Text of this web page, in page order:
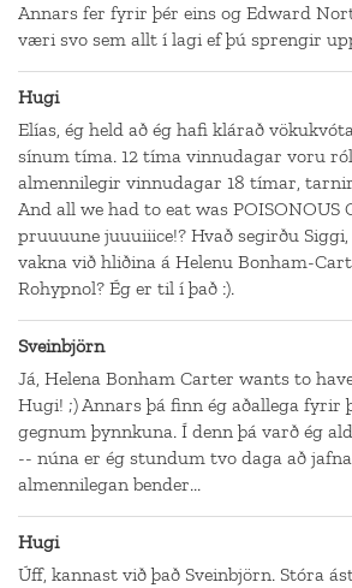
Annars fer fyrir þér eins og Edward
væri svo sem allt í lagi ef þú sprengir
Hugi
Elías, ég held að ég hafi klárað
sínum tíma. 12 tíma vinnudagar voru
almennilegir vinnudagar 18 tímar,
And all we had to eat was POISONOUS
pruuuune juuuiiice!? Hvað segirðu
vakna við hliðina á Helenu Bonham-
Rohypnol? Ég er til í það :).
Sveinbjörn
Já, Helena Bonham Carter wants to
Hugi! ;) Annars þá finn ég aðallega fyrir
gegnum þynnkuna. Í denn þá varð ég
-- núna er ég stundum tvo daga að
almennilegan bender...
Hugi
Úff, kannast við það Sveinbjörn. Stóra